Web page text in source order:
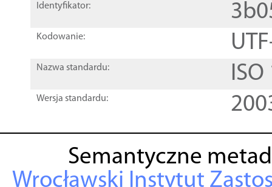
Identyfikator:
Kodowanie:
Nazwa standardu:
Wersja standardu:
Semantyczne
Wrocławski Instytut